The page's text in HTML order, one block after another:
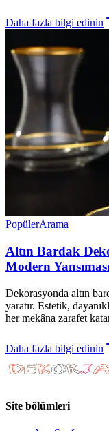
Daha fazla bilgi edinin
PopülerArama
Altın Bardak
Modern Yansıması
Dekorasyonda altın
yaratır. Estetik,
her mekâna zarafet
Daha fazla bilgi edinin
Site bölümleri